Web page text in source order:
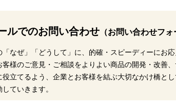
ルでのお問い合わせ（お問い合わせフォ
「なぜ」「どうして」に、的確・スピーディーにお応
客様のご意見・ご相談をよりよい商品の開発・改善
役立てるよう、企業とお客様を結ぶ大切なかけ橋と
ていきます。